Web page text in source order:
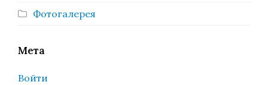
Фотогалерея
Мета
Войти